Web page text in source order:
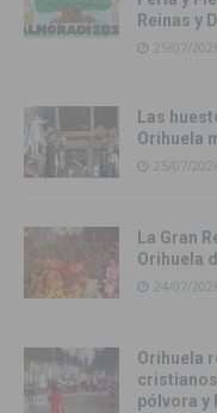
Reinas y
25/07/
Las
Orihuela
25/07/
La Gran
Orihuela
24/07/
Orihuela
pólvora y